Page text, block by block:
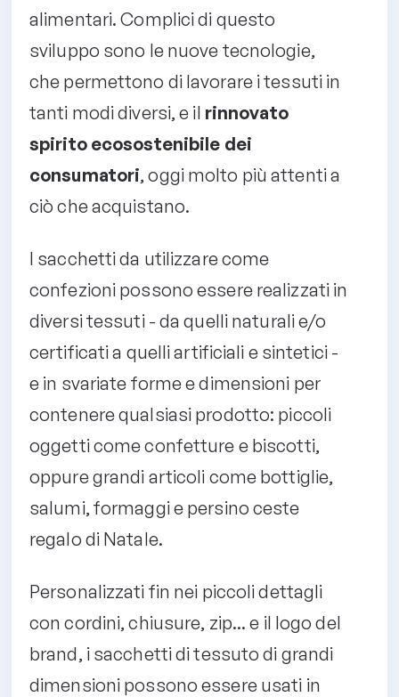
per vari alimenti
alimentari. Complici di questo
sviluppo sono le nuove tecnologie,
che permettono di lavorare i tessuti in
tanti modi diversi, e il rinnovato
spirito ecosostenibile dei
consumatori, oggi molto più attenti a
ciò che acquistano.
I sacchetti da utilizzare come
confezioni possono essere realizzati in
diversi tessuti - da quelli naturali e/o
certificati a quelli artificiali e sintetici -
e in svariate forme e dimensioni per
contenere qualsiasi prodotto: piccoli
oggetti come confetture e biscotti,
oppure grandi articoli come bottiglie,
salumi, formaggi e persino ceste
regalo di Natale.
Personalizzati fin nei piccoli dettagli
con cordini, chiusure, zip... e il logo del
brand, i sacchetti di tessuto di grandi
dimensioni possono essere usati in